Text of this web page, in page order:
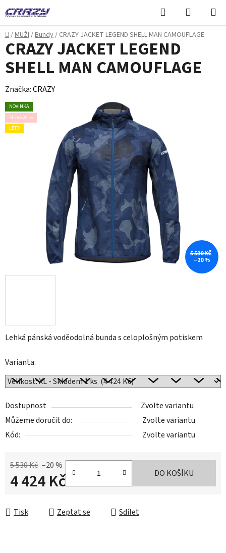
na
obsah
Hledat
KOŠÍK
Domů
/MUŽI/Bundy/ CRAZY JACKET LEGEND SHELL MAN CAMOUFLAGE
Lehká pánská voděodolná bunda s celoplošným potiskem
Varianta:
Dostupnost
Zvolte variantu
Můžeme doručit do:
Zvolte variantu
Kód:
Zvolte variantu
5 530 Kč –20 %
4 424 Kč DO KOŠÍKU
Tisk Zeptat se Sdílet
CRAZY JACKET LEGEND
SHELL MAN CAMOUFLAGE
Značka:CRAZY
NOVINKA
SLEVA 20 %
LÉTO
5 530 KČ
–20 %